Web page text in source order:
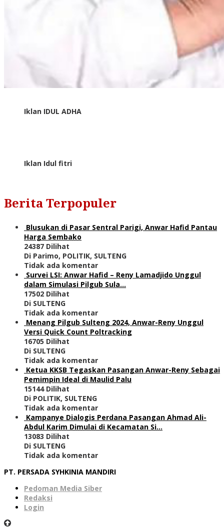
Iklan IDUL ADHA
Iklan Idul fitri
Berita Terpopuler
Blusukan di Pasar Sentral Parigi, Anwar Hafid Pantau
Harga Sembako
24387 Dilihat
Di Parimo, POLITIK, SULTENG
Tidak ada komentar
Survei LSI: Anwar Hafid – Reny Lamadjido Unggul
dalam Simulasi Pilgub Sula…
17502 Dilihat
Di SULTENG
Tidak ada komentar
Menang Pilgub Sulteng 2024, Anwar-Reny Unggul
Versi Quick Count Poltracking
16705 Dilihat
Di SULTENG
Tidak ada komentar
Ketua KKSB Tegaskan Pasangan Anwar-Reny Sebagai
Pemimpin Ideal di Maulid Palu
15144 Dilihat
Di POLITIK, SULTENG
Tidak ada komentar
Kampanye Dialogis Perdana Pasangan Ahmad Ali-
Abdul Karim Dimulai di Kecamatan Si…
13083 Dilihat
Di SULTENG
Tidak ada komentar
PT. PERSADA SYHKINIA MANDIRI
Pedoman Media Siber
Redaksi
Login